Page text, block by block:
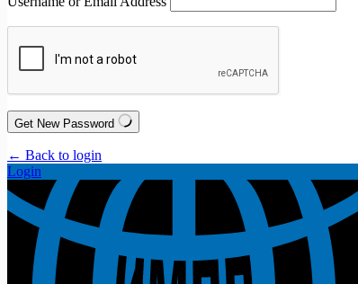
Get New Password
← Back to login
Login